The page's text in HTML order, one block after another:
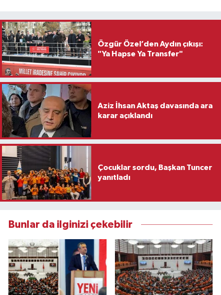
Özgür Özel’den Aydın çıkışı:
"Ya Hapse Ya Transfer"
Aziz İhsan Aktaş davasında ara
karar açıklandı
Çocuklar sordu, Başkan Tuncer
yanıtladı
Bunlar da ilginizi çekebilir